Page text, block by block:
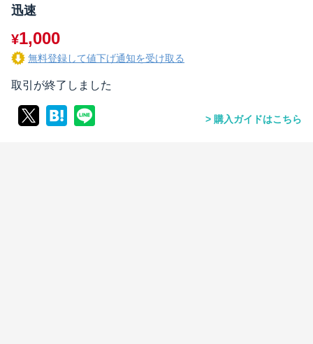
迅速
¥1,000
無料登録して値下げ通知を受け取る
取引が終了しました
購入ガイドはこちら